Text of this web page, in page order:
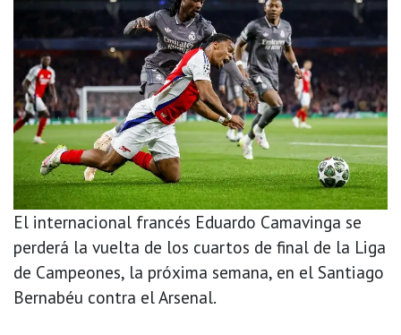
El internacional francés Eduardo Camavinga se
perderá la vuelta de los cuartos de final de la Liga
de Campeones, la próxima semana, en el Santiago
Bernabéu contra el Arsenal.